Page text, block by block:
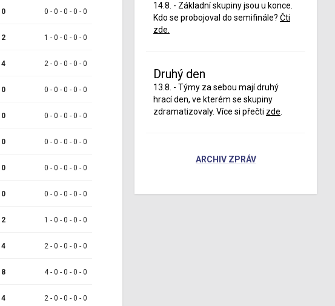
0 0 - 0 - 0 - 0 - 0
2 1 - 0 - 0 - 0 - 0
4 2 - 0 - 0 - 0 - 0
0 0 - 0 - 0 - 0 - 0
0 0 - 0 - 0 - 0 - 0
0 0 - 0 - 0 - 0 - 0
0 0 - 0 - 0 - 0 - 0
0 0 - 0 - 0 - 0 - 0
2 1 - 0 - 0 - 0 - 0
4 2 - 0 - 0 - 0 - 0
8 4 - 0 - 0 - 0 - 0
4 2 - 0 - 0 - 0 - 0
14.8. - Základní skupiny jsou u konce.
Kdo se probojoval do semifinále? Čti
zde.
Druhý den
13.8. - Týmy za sebou mají druhý
hrací den, ve kterém se skupiny
zdramatizovaly. Více si přečti zde
ARCHIV ZPRÁV